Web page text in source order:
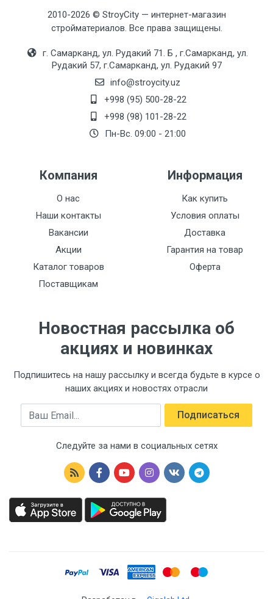
2010-2026 © StroyCity — интернет-магазин
стройматериалов. Все права защищены.
г. Самарканд, ул. Рудакий 71. Б , г.Самарканд, ул.
Рудакий 57, г.Самарканд, ул. Рудакий 97
info@stroycity.uz
+998 (95) 500-28-22
+998 (98) 101-28-22
Пн-Вс. 09:00 - 21:00
Компания
О нас
Наши контакты
Вакансии
Акции
Каталог товаров
Поставщикам
Информация
Как купить
Условия оплаты
Доставка
Гарантия на товар
Оферта
Новостная рассылка об
акциях и новинках
Подпишитесь на нашу рассылку и всегда будьте в курсе о
наших акциях и новостях отрасли
Email Подписаться
Следуйте за нами в социальных сетях